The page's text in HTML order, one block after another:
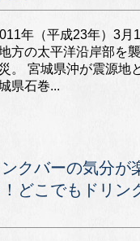
年（平成23年）3月
方の太平洋沿岸部を
。 宮城県沖が震源地
県石巻...
クバーの気分が
！どこでもドリン